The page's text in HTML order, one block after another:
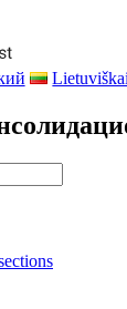
Lietuviškai